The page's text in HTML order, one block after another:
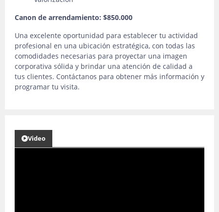
Canon de arrendamiento: $850.000
Una excelente oportunidad para establecer tu actividad
profesional en una ubicación estratégica, con todas las
comodidades necesarias para proyectar una imagen
corporativa sólida y brindar una atención de calidad a
tus clientes. Contáctanos para obtener más información y
programar tu visita.
Video